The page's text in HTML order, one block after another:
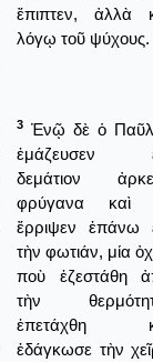
ἔπιπτεν, ἀλλὰ
λόγῳ τοῦ ψύχους.
3 Ἐνῷ δὲ ὁ
ἐμάζευσεν
δεμάτιον
φρύγανα καὶ
ἔρριψεν ἐπάνω
τὴν φωτιάν, μία
ποὺ ἐζεστάθη
τὴν
ἐπετάχθη
ἐδάγκωσε τὴν